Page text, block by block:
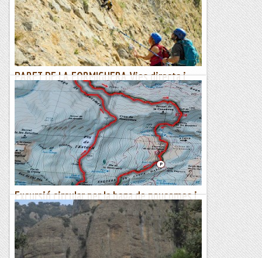
no pas per res més. Avui preveient que la calor sera...
Els Visas
PARET DE LA FORMIGUERA Vies directa i
Savina
Aquest dissabtes els col·legues del Vallès em diuen que
vindran per Sant Llorenç, amb gent que no han fet massa
roca. Anem a la paret de la Formiguera, el Quique...
Conqueridors de l'inútil
Excursió circular per la baga de noucomes i
les vies mineres.
9/04/22. Agradable excursió pel Bergadà. El punt de sortida
és a uns 100 metres de la Casa Rural Casanova de les
Garrigues, on arribarem des del Poble de Cercs....